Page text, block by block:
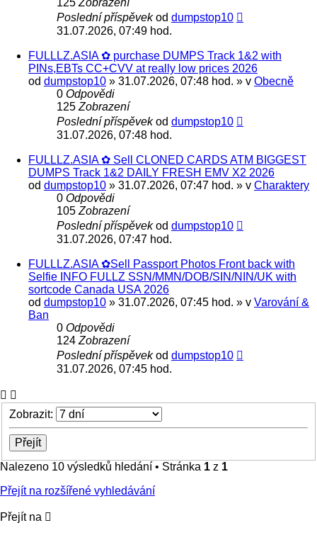
Poslední příspěvekod dumpstop10
31.07.2026, 07:49 hod.
FULLLZ.ASIA ✿ purchase DUMPS Track 1&2 with
PINs,EBTs CC+CVV at really low prices 2026
od dumpstop10 » 31.07.2026, 07:48 hod. » v Obecně
0 Odpovědi
125 Zobrazení
Poslední příspěvekod dumpstop10
31.07.2026, 07:48 hod.
FULLLZ.ASIA ✿ Sell CLONED CARDS ATM BIGGEST
DUMPS Track 1&2 DAILY FRESH EMV X2 2026
od dumpstop10 » 31.07.2026, 07:47 hod. » v Charaktery
0 Odpovědi
105 Zobrazení
Poslední příspěvekod dumpstop10
31.07.2026, 07:47 hod.
FULLLZ.ASIA ✿Sell Passport Photos Front back with
Selfie INFO FULLZ SSN/MMN/DOB/SIN/NIN/UK with
sortcode Canada USA 2026
od dumpstop10 » 31.07.2026, 07:45 hod. » v Varování &
Ban
0 Odpovědi
124 Zobrazení
Poslední příspěvekod dumpstop10
31.07.2026, 07:45 hod.
Zobrazit:
Nalezeno 10 výsledků hledání • Stránka 1 z 1
Přejít na rozšířené vyhledávání
Přejít na